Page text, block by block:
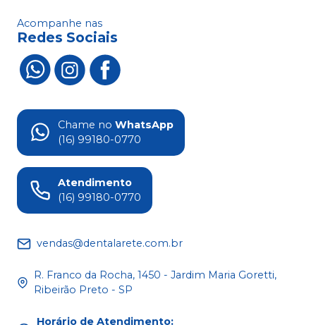
Acompanhe nas
Redes Sociais
Chame no WhatsApp
(16) 99180-0770
Atendimento
(16) 99180-0770
vendas@dentalarete.com.br
R. Franco da Rocha, 1450 - Jardim Maria Goretti,
Ribeirão Preto - SP
Horário de Atendimento: